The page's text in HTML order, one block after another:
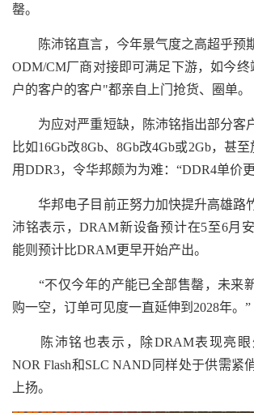
罄。
陈沛铭直言，今年景气度之高超乎预
ODM/CM厂商对接即可满足下游，如今终
户的客户的客户"都亲自上门抢货、圈单。
为应对严重短缺，陈沛铭指出部分客户
比如16Gb改8Gb、8Gb改4Gb或2Gb，甚
用DDR3，令华邦颇为为难：“DDR4单价
华邦电子目前正努力加快提升高雄路
沛铭表示，DRAM新设备预计在5至6月
能则预计比DRAM更早开始产出。
“不仅今年的产能已全部售罄，未来
购一空，订单可见度一直延伸到2028年。”
陈沛铭也表示，除DRAM表现亮眼
NOR Flash和SLC NAND同样处于供需紧
上扬。